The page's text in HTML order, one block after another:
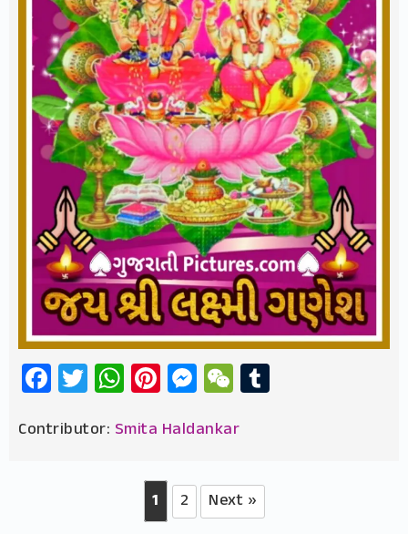
Facebook
Twitter
WhatsApp
Pinterest
Messenger
WeChat
Contributor: Smita Haldankar
1 2 Next »